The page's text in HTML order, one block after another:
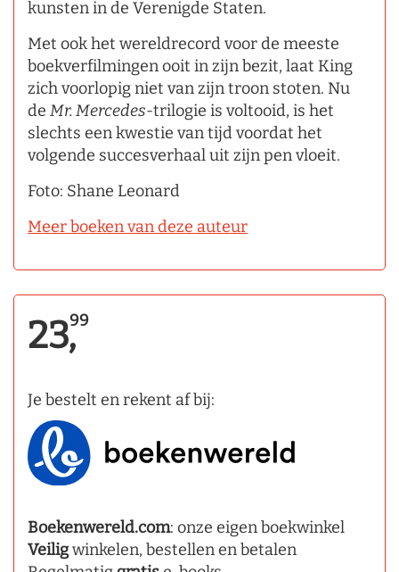
kunsten in de Verenigde Staten.
Met ook het wereldrecord voor de meeste
boekverfilmingen ooit in zijn bezit, laat King
zich voorlopig niet van zijn troon stoten. Nu
de Mr. Mercedes­-trilogie is voltooid, is het
slechts een kwestie van tijd voordat het
volgende succesverhaal uit zijn pen vloeit.
Foto: Shane Leonard
Meer boeken van deze auteur
23,99
Je bestelt en rekent af bij:
Boekenwereld.com: onze eigen boekwinkel
Veiligwinkelen, bestellen en betalen